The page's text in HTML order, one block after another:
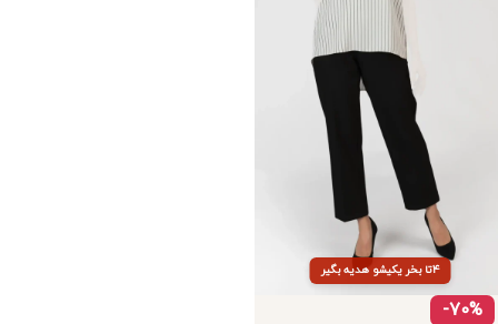
۴تا بخر یکیشو هدیه بگیر
-70%